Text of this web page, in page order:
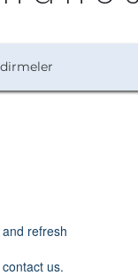
refresh
us.